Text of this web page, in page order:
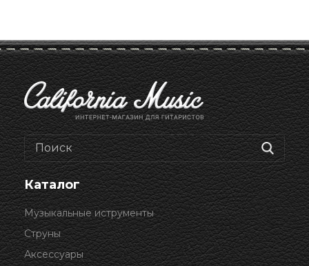
Каталог
Музыкальные иструменты
Струны
Аксессуары